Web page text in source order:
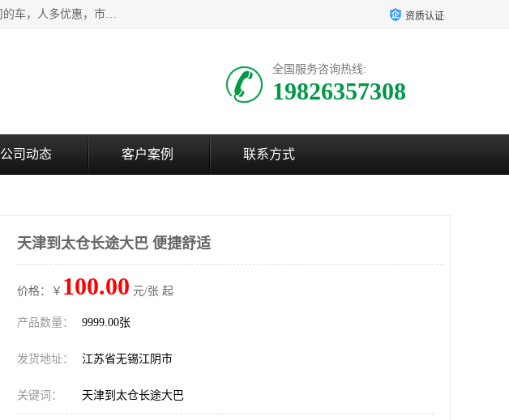
江阴澄江街道宠之旅宠物服务部主营北京到全国各地豪华大巴宠物托运，小件托运。 欢迎大家乘坐本公司的车，人多优惠，市内接送，申请货物运输。 车内冷暖空调欢迎乘坐，欢迎来电咨询 资质认证
全国服务咨询热线:
19826357308
公司动态 客户案例 联系方式
天津到太仓长途大巴 便捷舒适
价格：￥ 100.00 元/张 起
产品数量： 9999.00张
发货地址： 江苏省无锡江阴市
关键词： 天津到太仓长途大巴